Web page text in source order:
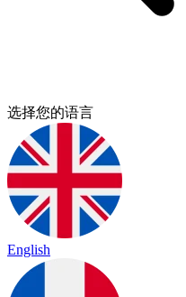
选择您的语言
English